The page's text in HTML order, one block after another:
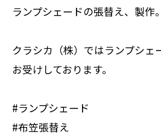
ランプシェードの張替え、製作。
クラシカ（株）ではランプシェ
お受けしております。
#ランプシェード
#布笠張替え